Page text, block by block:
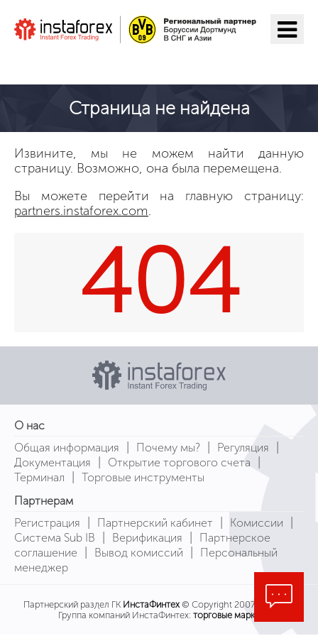
Страница не найдена
Извините, мы не можем найти данную
страницу. Возможно, она была перемещена.
Вы можете перейти на главную страницу:
partners.instaforex.com.
404
О нас
Общая информация
| Почему мы? | Регуляция |
Документация | Открытие торгового счета |
Терминал | Торговые инструменты
Партнерам
Регистрация
| Партнерский кабинет | Комиссии |
Система Sub IB | Верификация |
Партнерское
соглашение
| Вывод комиссий |
Персональный
менеджер
Партнерский раздел ГК ИнстаФинтех © Copyright 2007-2026
Группа компаний ИнстаФинтех: торговые марки